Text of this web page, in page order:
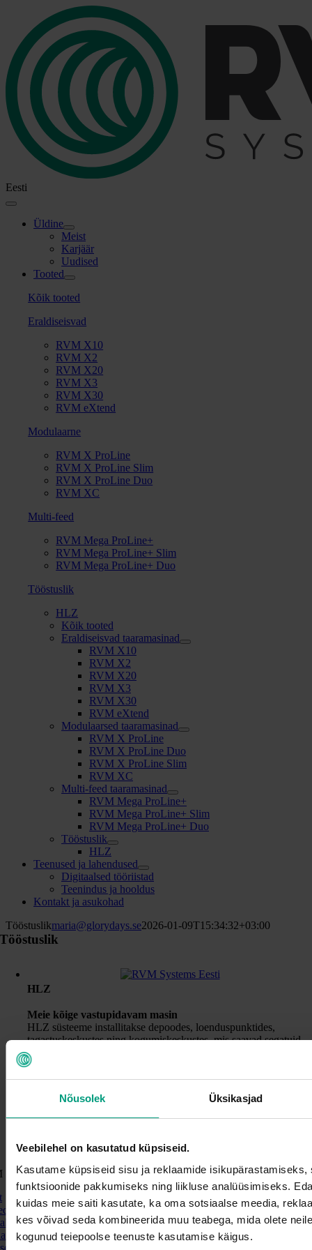
Nõusolek Üksikasjad
Veebilehel on kasutatud küpsiseid.
Kasutame küpsiseid sisu ja reklaamide isikupärastamiseks,
funktsioonide pakkumiseks ning liikluse analüüsimiseks.
kuidas meie saiti kasutate, ka oma sotsiaalse meedia,
kes võivad seda kombineerida muu teabega, mida olete
kogunud teiepoolse teenuste kasutamise käigus.
content
Eesti
Toggle
Navigation
Üldine
Meist
Karjäär
Uudised
Tooted
Kõik tooted
Eraldiseisvad
RVM X10
RVM X2
RVM X20
RVM X3
RVM X30
RVM eXtend
Modulaarne
RVM X ProLine
RVM X ProLine Slim
RVM X ProLine Duo
RVM XC
Multi-feed
RVM Mega ProLine+
RVM Mega ProLine+ Slim
RVM Mega ProLine+ Duo
Tööstuslik
HLZ
Kõik tooted
Eraldiseisvad taaramasinad
RVM X10
RVM X2
RVM X20
RVM X3
RVM X30
RVM eXtend
Modulaarsed taaramasinad
RVM X ProLine
RVM X ProLine Duo
RVM X ProLine Slim
RVM XC
Multi-feed taaramasinad
RVM Mega ProLine+
RVM Mega ProLine+ Slim
RVM Mega ProLine+ Duo
Tööstuslik
HLZ
Teenused ja lahendused
Digitaalsed tööriistad
Teenindus ja hooldus
Kontakt ja asukohad
Tööstuslikmaria@glorydays.se2026-01-09T15:34:32+03:00
Tööstuslik
HLZ
Meie kõige vastupidavam masin
HLZ süsteeme installitakse depoodes, loenduspunktides,
tagastuskeskustes ning kogumiskeskustes, mis saavad segatuid
partiisid kasutatud joogipakendeid kauplejatelt, HoReCa
ettevõtetelt või tarbijatelt. Meie HLZ kõrge jõudlusega loendus-
ja sorteerimismasinate maht ulatub 100–300 pakendit/minut. See
masin on välja töötatud ja tarnitud RVM Systems'i ettevõtte
Anker Andersen poolt.
Systems